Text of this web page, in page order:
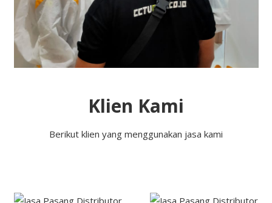
Klien Kami
Berikut klien yang menggunakan jasa kami